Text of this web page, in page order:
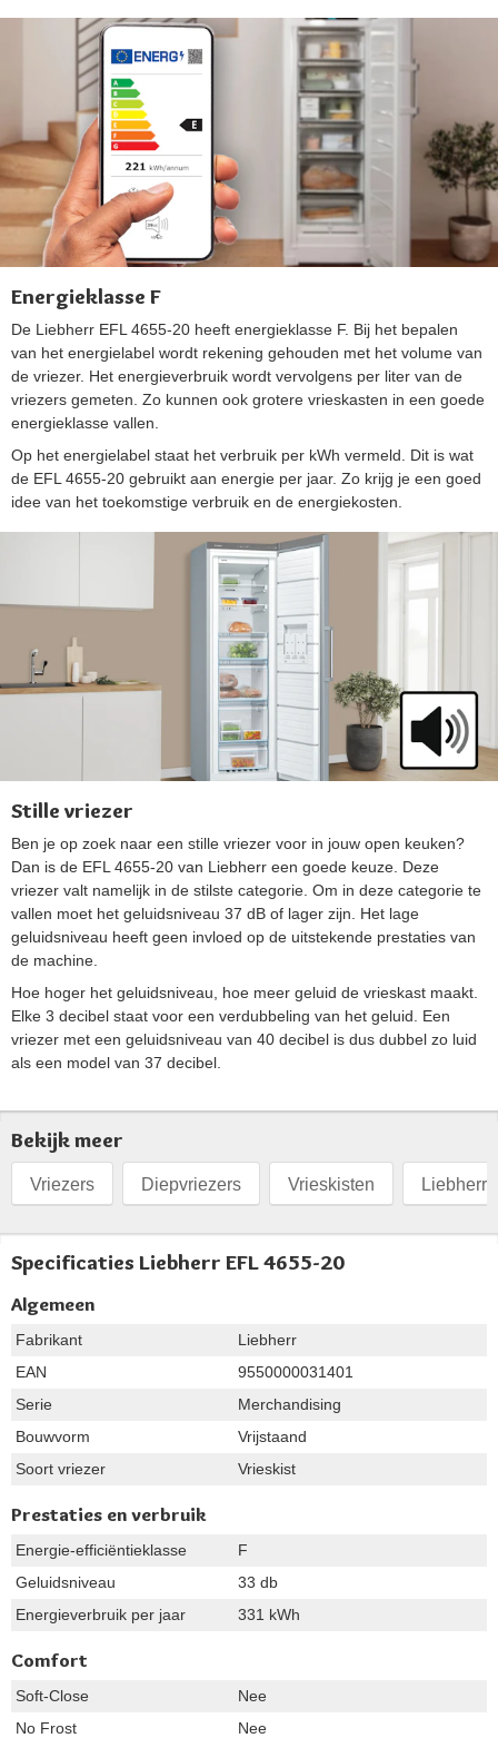
Energieklasse F
De Liebherr EFL 4655-20 heeft energieklasse F. Bij het bepalen
van het energielabel wordt rekening gehouden met het volume van
de vriezer. Het energieverbruik wordt vervolgens per liter van de
vriezers gemeten. Zo kunnen ook grotere vrieskasten in een goede
energieklasse vallen.
Op het energielabel staat het verbruik per kWh vermeld. Dit is wat
de EFL 4655-20 gebruikt aan energie per jaar. Zo krijg je een goed
idee van het toekomstige verbruik en de energiekosten.
Stille vriezer
Ben je op zoek naar een stille vriezer voor in jouw open keuken?
Dan is de EFL 4655-20 van Liebherr een goede keuze. Deze
vriezer valt namelijk in de stilste categorie. Om in deze categorie te
vallen moet het geluidsniveau 37 dB of lager zijn. Het lage
geluidsniveau heeft geen invloed op de uitstekende prestaties van
de machine.
Hoe hoger het geluidsniveau, hoe meer geluid de vrieskast maakt.
Elke 3 decibel staat voor een verdubbeling van het geluid. Een
vriezer met een geluidsniveau van 40 decibel is dus dubbel zo luid
als een model van 37 decibel.
Bekijk meer
Vriezers Diepvriezers Vrieskisten Liebherr
Specificaties Liebherr EFL 4655-20
Algemeen
Fabrikant
Liebherr
EAN
9550000031401
Serie
Merchandising
Bouwvorm
Vrijstaand
Soort vriezer
Vrieskist
Prestaties en verbruik
Energie-efficiëntieklasse
F
Geluidsniveau
33 db
Energieverbruik per jaar
331 kWh
Comfort
Soft-Close
Nee
No Frost
Nee